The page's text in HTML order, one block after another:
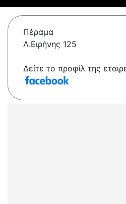
Πέραμα
Λ.Ειρήνης 125
Δείτε το προφίλ της